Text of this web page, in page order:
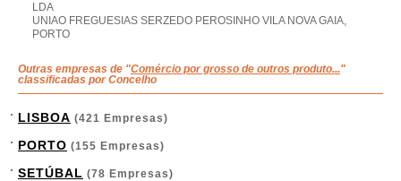
LDA
UNIAO FREGUESIAS SERZEDO PEROSINHO VILA NOVA GAIA,
PORTO
Outras empresas de "Comércio por grosso de outros produto..."
classificadas por Concelho
LISBOA (421 Empresas)
PORTO (155 Empresas)
SETÚBAL (78 Empresas)